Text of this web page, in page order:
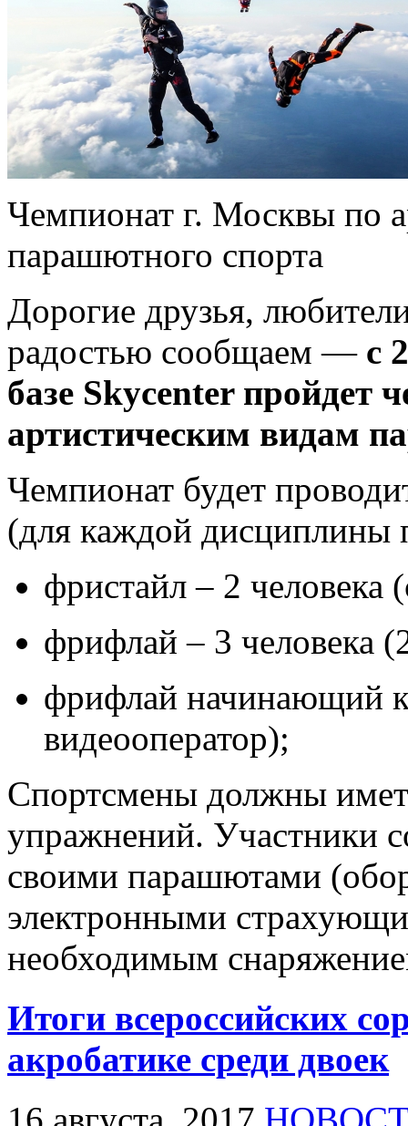
Чемпионат г. Москвы по
парашютного спорта
Дорогие друзья,
радостью сообщаем — с
базе Skycenter пройдет
артистическим видам
Чемпионат будет
(для каждой дисциплины
фристайл – 2 человека
фрифлай – 3 человека
фрифлай начинающий
видеооператор);
Спортсмены должны
упражнений. Участники
своими парашютами
электронными
необходимым
Итоги всероссийских
акробатике среди двоек